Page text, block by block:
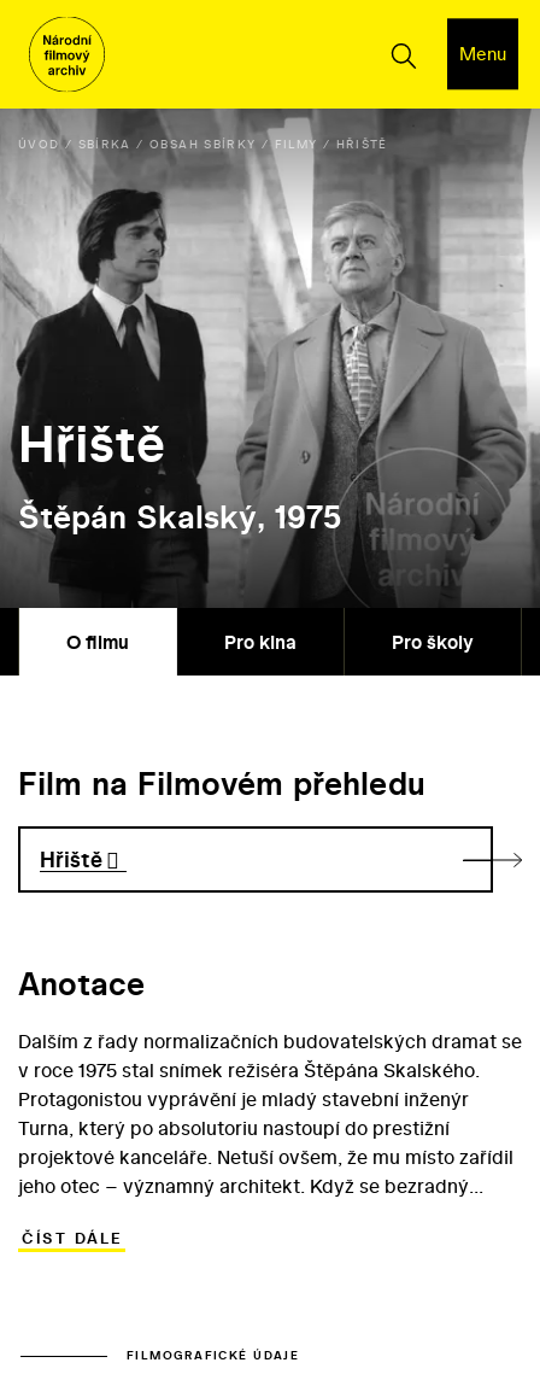
Menu
ÚVOD SBÍRKA OBSAH SBÍRKY FILMY HŘIŠTĚ
Hřiště
Štěpán Skalský, 1975
O filmu Pro kina Pro školy
Film na Filmovém přehledu
Hřiště
Anotace
Dalším z řady normalizačních budovatelských dramat se
v roce 1975 stal snímek režiséra Štěpána Skalského.
Protagonistou vyprávění je mladý stavební inženýr
Turna, který po absolutoriu nastoupí do prestižní
projektové kanceláře. Netuší ovšem, že mu místo zařídil
jeho otec – významný architekt. Když se bezradný
pravda najevo a hrdina nachází vykoupení na stavbě
své první hlavní roli. Part hrdinova otce se naopak stal
ČÍST DÁLE
FILMOGRAFICKÉ ÚDAJE